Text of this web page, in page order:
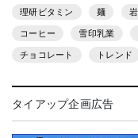
理研ビタミン 麺
コーヒー 雪印乳業
チョコレート トレンド
タイアップ企画広告